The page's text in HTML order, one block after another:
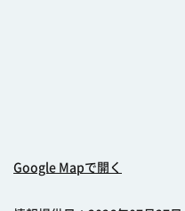
Google Mapで開く